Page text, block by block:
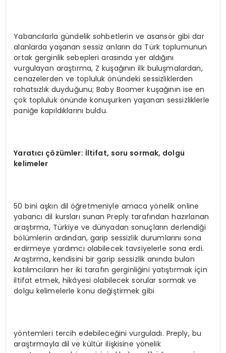
Yabancılarla gündelik sohbetlerin ve asansör gibi dar
alanlarda yaşanan sessiz anların da Türk toplumunun
ortak gerginlik sebepleri arasında yer aldığını
vurgulayan araştırma, Z kuşağının ilk buluşmalardan,
cenazelerden ve topluluk önündeki sessizliklerden
rahatsızlık duyduğunu; Baby Boomer kuşağının ise en
çok topluluk önünde konuşurken yaşanan sessizliklerle
paniğe kapıldıklarını buldu.
Yaratıcı çözümler: İltifat, soru sormak, dolgu
kelimeler
50 bini aşkın dil öğretmeniyle amaca yönelik online
yabancı dil kursları sunan Preply tarafından hazırlanan
araştırma, Türkiye ve dünyadan sonuçların derlendiği
bölümlerin ardından, garip sessizlik durumlarını sona
erdirmeye yardımcı olabilecek tavsiyelerle sona erdi.
Araştırma, kendisini bir garip sessizlik anında bulan
katılımcıların her iki tarafın gerginliğini yatıştırmak için
iltifat etmek, hikâyesi olabilecek sorular sormak ve
dolgu kelimelerle konu değiştirmek gibi
yöntemleri tercih edebileceğini vurguladı. Preply, bu
araştırmayla dil ve kültür ilişkisine yönelik